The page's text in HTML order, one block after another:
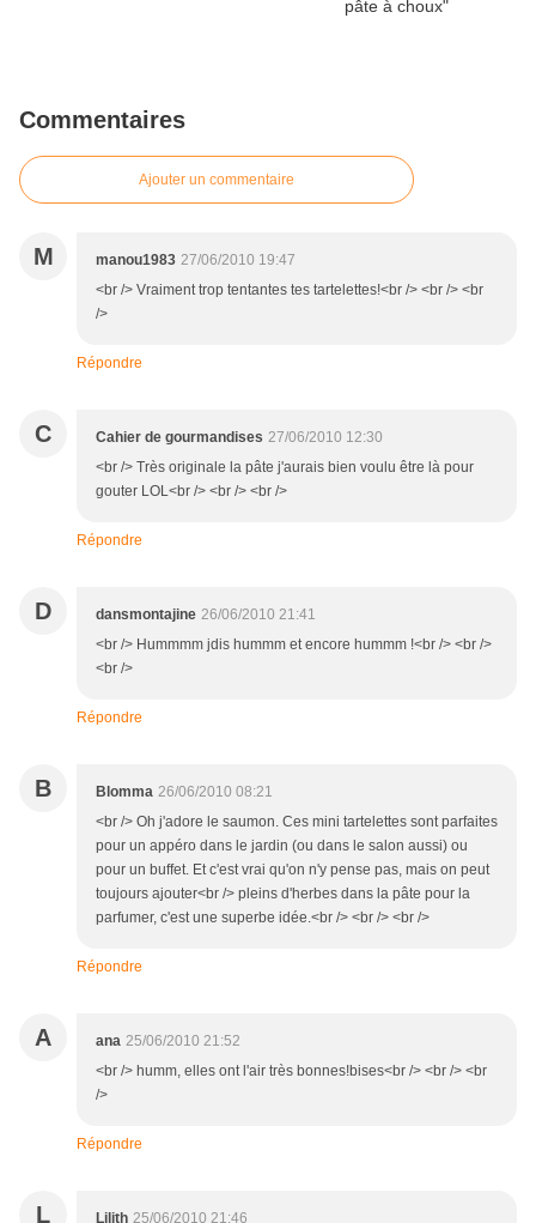
Commentaires
Ajouter un commentaire
M manou1983 27/06/2010 19:47
<br /> Vraiment trop tentantes tes tartelettes!<br /> <br /> <br
/>
Répondre
C Cahier de gourmandises 27/06/2010 12:30
<br /> Très originale la pâte j'aurais bien voulu être là pour
gouter LOL<br /> <br /> <br />
Répondre
D dansmontajine 26/06/2010 21:41
<br /> Hummmm jdis hummm et encore hummm !<br /> <br />
<br />
Répondre
B Blomma 26/06/2010 08:21
<br /> Oh j'adore le saumon. Ces mini tartelettes sont parfaites
pour un appéro dans le jardin (ou dans le salon aussi) ou
pour un buffet. Et c'est vrai qu'on n'y pense pas, mais on peut
toujours ajouter<br /> pleins d'herbes dans la pâte pour la
parfumer, c'est une superbe idée.<br /> <br /> <br />
Répondre
A ana 25/06/2010 21:52
<br /> humm, elles ont l'air très bonnes!bises<br /> <br /> <br
/>
Répondre
L Lilith 25/06/2010 21:46